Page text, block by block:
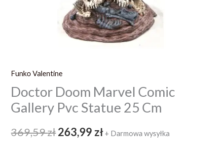
Funko Valentine
Doctor Doom Marvel Comic
Gallery Pvc Statue 25 Cm
369,59zł263,99 zł + Darmowa wysyłka